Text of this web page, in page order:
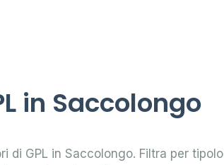
in Saccolongo
GPL in Saccolongo. Filtra per